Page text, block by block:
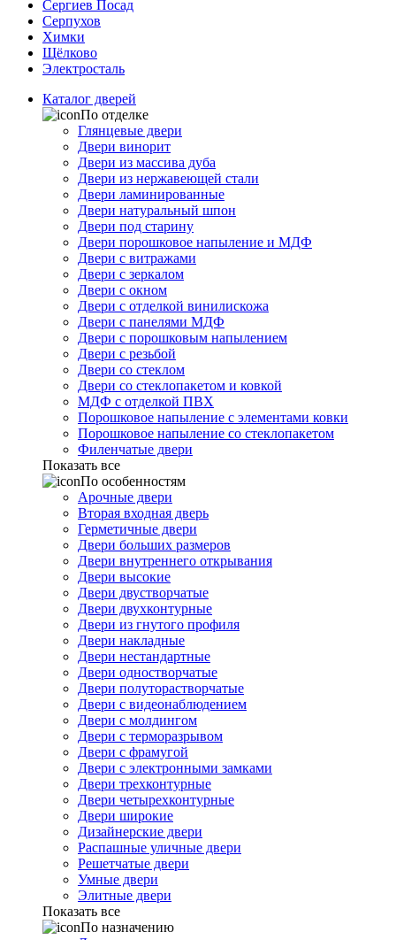
Сергиев Посад
Серпухов
Химки
Щёлково
Электросталь
Каталог дверей
По отделке
Глянцевые двери
Двери винорит
Двери из массива дуба
Двери из нержавеющей стали
Двери ламинированные
Двери натуральный шпон
Двери под старину
Двери порошковое напыление и МДФ
Двери с витражами
Двери с зеркалом
Двери с окном
Двери с отделкой винилискожа
Двери с панелями МДФ
Двери с порошковым напылением
Двери с резьбой
Двери со стеклом
Двери со стеклопакетом и ковкой
МДФ с отделкой ПВХ
Порошковое напыление с элементами ковки
Порошковое напыление со стеклопакетом
Филенчатые двери
Показать все
По особенностям
Арочные двери
Вторая входная дверь
Герметичные двери
Двери больших размеров
Двери внутреннего открывания
Двери высокие
Двери двустворчатые
Двери двухконтурные
Двери из гнутого профиля
Двери накладные
Двери нестандартные
Двери одностворчатые
Двери полуторастворчатые
Двери с видеонаблюдением
Двери с молдингом
Двери с терморазрывом
Двери с фрамугой
Двери с электронными замками
Двери трехконтурные
Двери четырехконтурные
Двери широкие
Дизайнерские двери
Распашные уличные двери
Решетчатые двери
Умные двери
Элитные двери
Показать все
По назначению